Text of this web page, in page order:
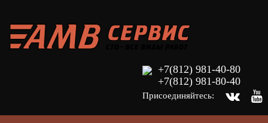
+7(812) 981-40-80
+7(812) 981-80-40
Присоединяйтесь: